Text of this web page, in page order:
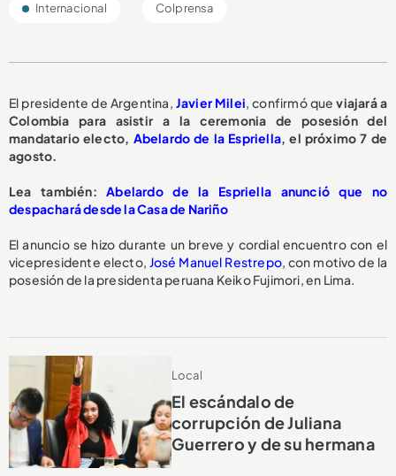
Internacional Colprensa
El presidente de Argentina, Javier Milei, confirmó queviajará a
Colombia para asistir a la ceremonia de posesión del
mandatario electo, Abelardo de la Espriella, el próximo 7 de
agosto.
Lea también:Abelardo de la Espriella anunció que no
despachará desde la Casa de Nariño
El anuncio se hizo durante un breve y cordial encuentro con el
vicepresidente electo, José Manuel Restrepo, con motivo de la
posesión de la presidenta peruana Keiko Fujimori, en Lima.
Local
El escándalo de
corrupción de Juliana
Guerrero y de su hermana